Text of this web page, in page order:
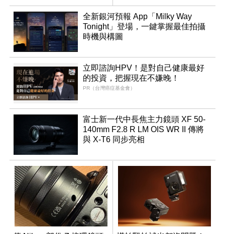
全新銀河預報 App「Milky Way
Tonight」登場，一鍵掌握最佳拍攝
時機與構圖
立即諮詢HPV！是對自己健康最好
的投資，把握現在不嫌晚！
PR（台灣癌症基金會）
富士新一代中長焦主力鏡頭 XF 50-
140mm F2.8 R LM OIS WR II 傳將
與 X-T6 同步亮相